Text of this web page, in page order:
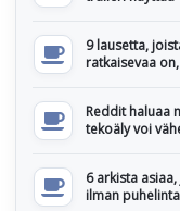
9 lausetta,
ratkaisevaa
Reddit haluaa
tekoäly voi
6 arkista
ilman puhelinta